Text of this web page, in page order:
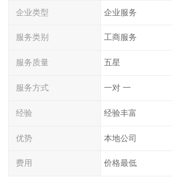
企业类型 企业服务
服务类别 工商服务
服务质量 五星
服务方式 一对 一
经验 经验丰富
优势 本地公司
费用 价格最低